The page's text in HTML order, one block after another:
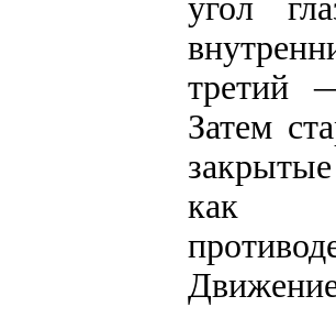
угол
третий
Затем
как